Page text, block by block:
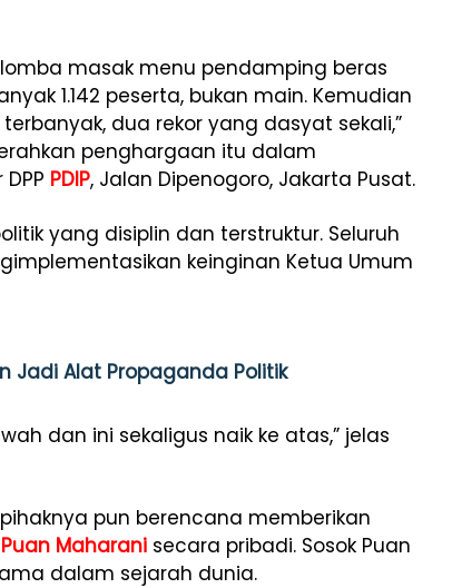
masak menu pendamping beras
1.142 peserta, bukan main. Kemudian
dua rekor yang dasyat sekali,”
penghargaan itu dalam
PDIP, Jalan Dipenogoro, Jakarta Pusat.
yang disiplin dan terstruktur. Seluruh
keinginan Ketua Umum
Jadi Alat Propaganda Politik
dan ini sekaligus naik ke atas,” jelas
pun berencana memberikan
Puan Maharani secara pribadi. Sosok Puan
dalam sejarah dunia.